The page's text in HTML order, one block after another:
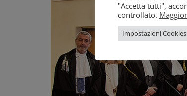
"Accetta tutti",
controllato.
Impostazioni Cookies